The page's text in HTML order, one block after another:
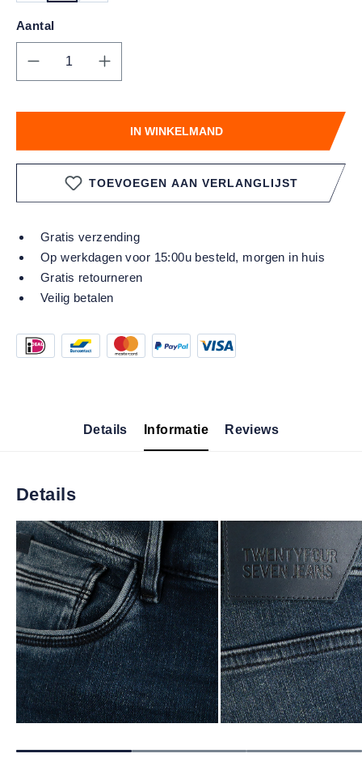
Aantal
Producthoeveelheid: Voer de gewenste
IN WINKELMAND
TOEVOEGEN AAN VERLANGLIJST
Gratis verzending
Op werkdagen voor 15:00u besteld, morgen in huis
Gratis retourneren
Veilig betalen
Details Informatie Reviews
Details